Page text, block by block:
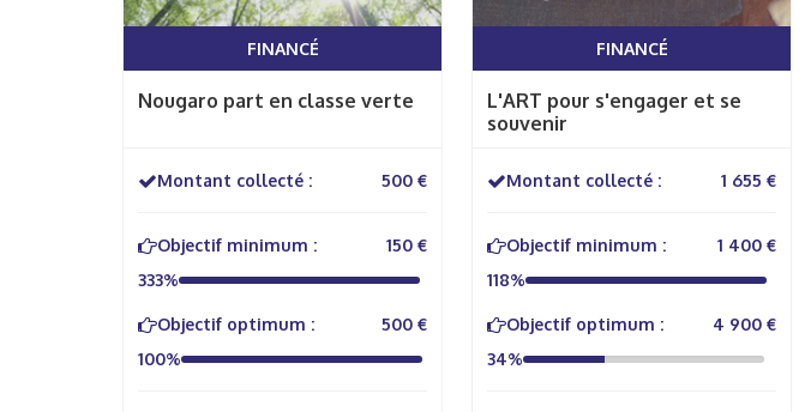
FINANCÉ
Nougaro part en classe verte
Montant collecté : 500 €
Objectif minimum :
150 €
333%
Objectif optimum :
500 €
100%
FINANCÉ
L'ART pour s'engager et se
souvenir
Montant collecté : 1 655 €
Objectif minimum :
1 400 €
118%
Objectif optimum :
4 900 €
34%